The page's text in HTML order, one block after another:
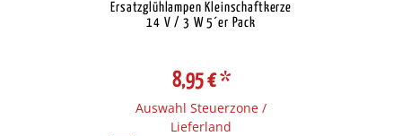
Ersatzglühlampen Kleinschaftkerze
14 V / 3 W 5´er Pack
8,95 €*
Auswahl Steuerzone /
Lieferland